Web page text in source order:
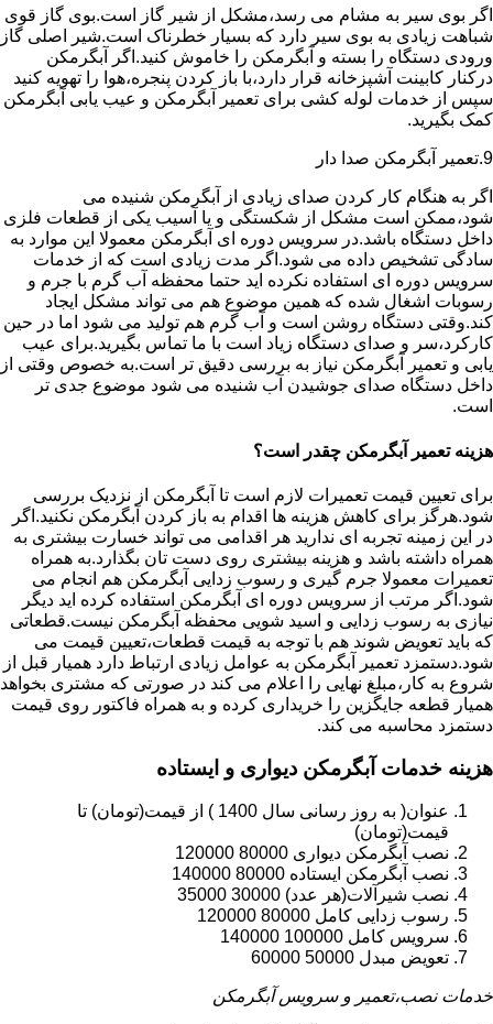
اگر بوی سیر به مشام می رسد،مشکل از شیر گاز است.بوی گاز قوی
شباهت زیادی به بوی سیر دارد که بسیار خطرناک است.شیر اصلی گاز
ورودی دستگاه را بسته و آبگرمکن را خاموش کنید.اگر آبگرمکن
درکنار کابینت آشپزخانه قرار دارد،با باز کردن پنجره،هوا را تهویه کنید
سپس از خدمات لوله کشی برای تعمیر آبگرمکن و عیب یابی آبگرمکن
کمک بگیرید.
9.تعمیر آبگرمکن صدا دار
اگر به هنگام کار کردن صدای زیادی از آبگرمکن شنیده می
شود،ممکن است مشکل از شکستگی و یا آسیب یکی از قطعات فلزی
داخل دستگاه باشد.در سرویس دوره ای آبگرمکن معمولا این موارد به
سادگی تشخیص داده می شود.اگر مدت زیادی است که از خدمات
سرویس دوره ای استفاده نکرده اید حتما محفظه آب گرم با جرم و
رسوبات اشغال شده که همین موضوع هم می تواند مشکل ایجاد
کند.وقتی دستگاه روشن است و آب گرم هم تولید می شود اما در حین
کارکرد،سر و صدای دستگاه زیاد است با ما تماس بگیرید.برای عیب
یابی و تعمیر آبگرمکن نیاز به بررسی دقیق تر است.به خصوص وقتی از
داخل دستگاه صدای جوشیدن آب شنیده می شود موضوع جدی تر
است.
هزینه تعمیر آبگرمکن چقدر است؟
برای تعیین قیمت تعمیرات لازم است تا آبگرمکن از نزدیک بررسی
شود.هرگز برای کاهش هزینه ها اقدام به باز کردن آبگرمکن نکنید.اگر
در این زمینه تجربه ای ندارید هر اقدامی می تواند خسارت بیشتری به
همراه داشته باشد و هزینه بیشتری روی دست تان بگذارد.به همراه
تعمیرات معمولا جرم گیری و رسوب زدایی آبگرمکن هم انجام می
شود.اگر مرتب از سرویس دوره ای آبگرمکن استفاده کرده اید دیگر
نیازی به رسوب زدایی و اسید شویی محفظه آبگرمکن نیست.قطعاتی
که باید تعویض شوند هم با توجه به قیمت قطعات،تعیین قیمت می
شود.دستمزد تعمیر آبگرمکن به عوامل زیادی ارتباط دارد همیار قبل از
شروع به کار،مبلغ نهایی را اعلام می کند در صورتی که مشتری بخواهد
همیار قطعه جایگزین را خریداری کرده و به همراه فاکتور روی قیمت
دستمزد محاسبه می کند.
هزینه خدمات آبگرمکن دیواری و ایستاده
عنوان( به روز رسانی سال 1400 ) از قیمت(تومان) تا
قیمت(تومان)
نصب آبگرمکن دیواری 80000 120000
نصب آبگرمکن ایستاده 80000 140000
نصب شیرآلات(هر عدد) 30000 35000
رسوب زدایی کامل 80000 120000
سرویس کامل 100000 140000
تعویض مبدل 50000 60000
خدمات نصب،تعمیر و سرویس آبگرمکن